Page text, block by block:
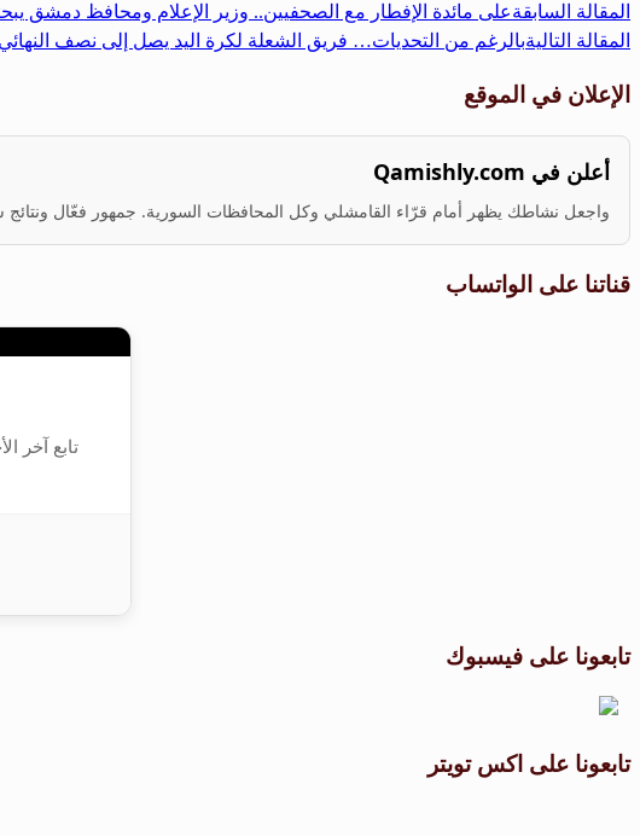
المقالة السابقةعلى مائدة الإفطار مع الصحفيين.. وزير الإعلام ومحافظ دمشق
المقالة التاليةبالرغم من التحديات… فريق الشعلة لكرة اليد يصل إلى نصف النهائي
الإعلان في الموقع
أعلن في Qamishly.com
واجعل نشاطك يظهر أمام قرّاء القامشلي وكل المحافظات السورية. جمهور فعّال ونتائج
قناتنا على الواتساب
تابع آخر
تابعونا على فيسبوك
تابعونا على اكس تويتر